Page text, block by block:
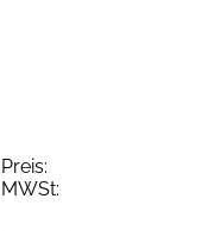
Preis:
MWSt: